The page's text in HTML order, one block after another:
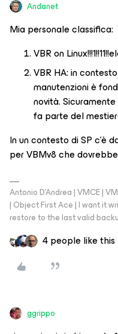
Andanet
Mia personale classifica:
VBR on
VBR HA: in
manutenzioni è
novità.
fa parte del
In un contesto di SP c'è
per VBMv8 che
Antonio D'Andrea | VMCE |
| Object First Ace | I want it
restore to the last valid
4 people like this
ggrippo